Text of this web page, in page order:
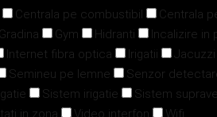
Centrala pe combustibil Centrala
Gradina Gym Hidranti Incalizire in
Internet fibra optica Irigatii Jacuzzi
Semineu pe lemne Senzor
Sistem irigatie Sistem
in zona Video interfon Wifi